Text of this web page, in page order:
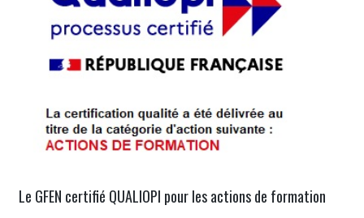
Le GFEN certifié QUALIOPI pour les actions de formation